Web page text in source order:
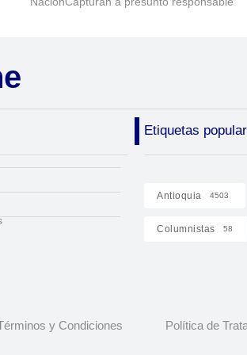
Etiquetas
Antioquia 4503
Columnistas 58
y Condiciones Política de